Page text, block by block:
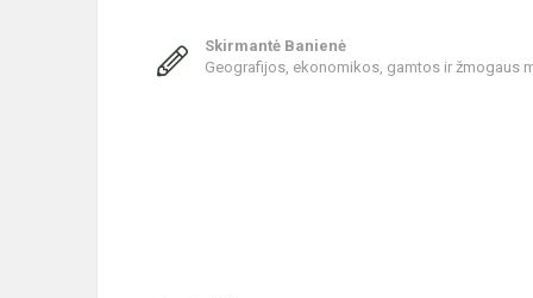
Skirmantė Banienė
Geografijos, ekonomikos, gamtos ir žmogaus